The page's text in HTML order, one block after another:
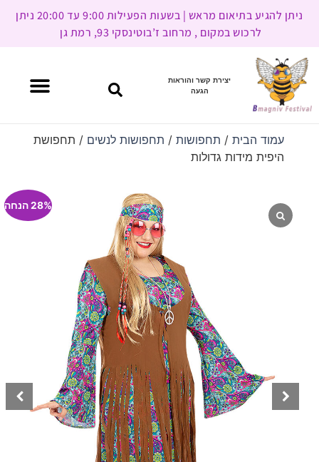
ניתן להגיע בתיאום מראש | בשעות הפעילות 9:00 עד 20:00 ניתן
לרכוש במקום , מרחוב ז’בוטינסקי 93, רמת גן
יצירת קשר והוראות
הגעה
עמוד הבית/ תחפושות/ תחפושות לנשים / תחפושת
היפית מידות גדולות
28% הנחה